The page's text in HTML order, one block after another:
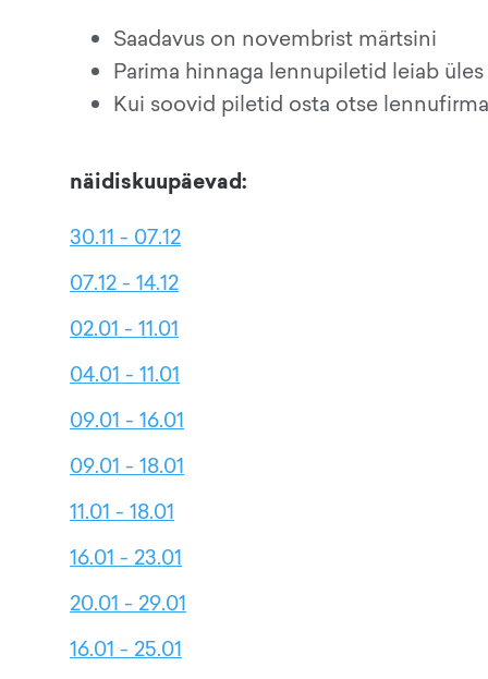
Saadavus on novembrist märtsini
Parima hinnaga lennupiletid leiab
Kui soovid piletid osta otse
näidiskuupäevad:
30.11 - 07.12
07.12 - 14.12
02.01 - 11.01
04.01 - 11.01
09.01 - 16.01
09.01 - 18.01
11.01 - 18.01
16.01 - 23.01
20.01 - 29.01
16.01 - 25.01